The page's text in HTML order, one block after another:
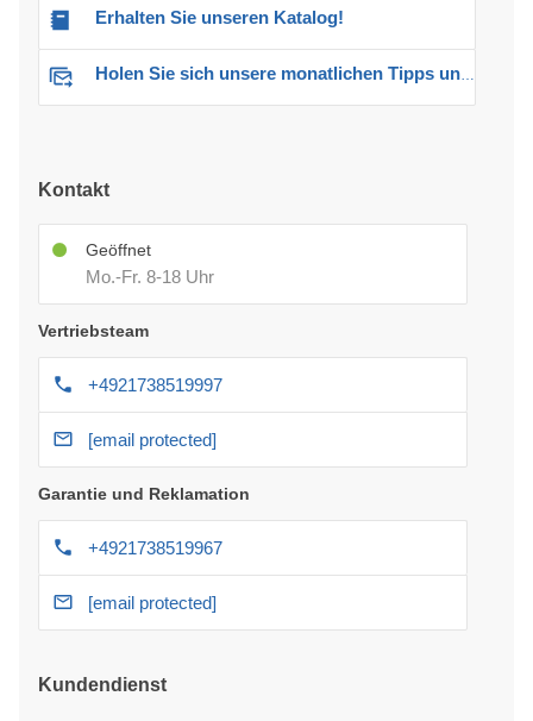
Erhalten Sie unseren Katalog!
Holen Sie sich unsere monatlichen Tipps und Angebote
Kontakt
Geöffnet
Mo.-Fr. 8-18 Uhr
Vertriebsteam
+4921738519997
[email protected]
Garantie und Reklamation
+4921738519967
[email protected]
Kundendienst